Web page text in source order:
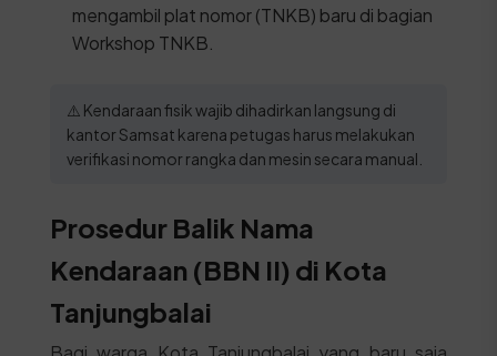
mengambil plat nomor (TNKB) baru di bagian
Workshop TNKB.
⚠️ Kendaraan fisik wajib dihadirkan langsung di
kantor Samsat karena petugas harus melakukan
verifikasi nomor rangka dan mesin secara manual.
Prosedur Balik Nama
Kendaraan (BBN II) di Kota
Tanjungbalai